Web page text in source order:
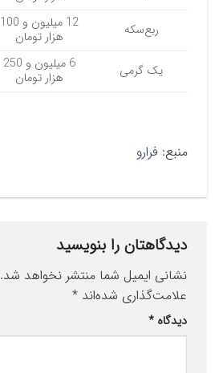
ربع‌سکه
12 میلیون و 100
هزار تومان
یک گرمی
6 میلیون و 250
هزار تومان
منبع: فرارو
دیدگاهتان را بنویسید
نشانی ایمیل شما منتشر نخواهد شد.
علامت‌گذاری شده‌اند *
دیدگاه *